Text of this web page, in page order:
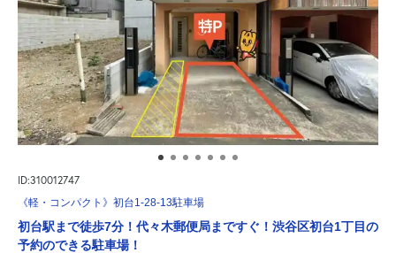
ID:310012747
《軽・コンパクト》初台1-28-13駐車場
初台駅まで徒歩7分！代々木郵便局まですぐ！渋谷区初台1丁目の
予約のできる駐車場！